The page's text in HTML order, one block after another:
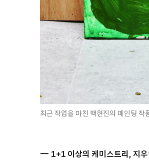
최근 작업을 마친 백현진의 페인팅 작
1+1 이상의 케미스트리, 지우